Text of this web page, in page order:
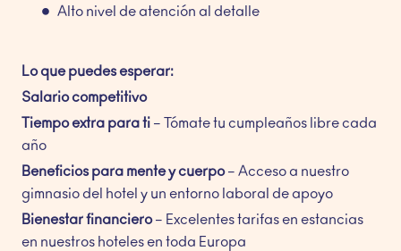
Alto nivel de atención al detalle
Lo que puedes esperar:
Salario competitivo
Tiempo extra para ti – Tómate tu cumpleaños libre cada
año
Beneficios para mente y cuerpo– Acceso a nuestro
gimnasio del hotel y un entorno laboral de apoyo
Bienestar financiero– Excelentes tarifas en estancias
en nuestros hoteles en toda Europa